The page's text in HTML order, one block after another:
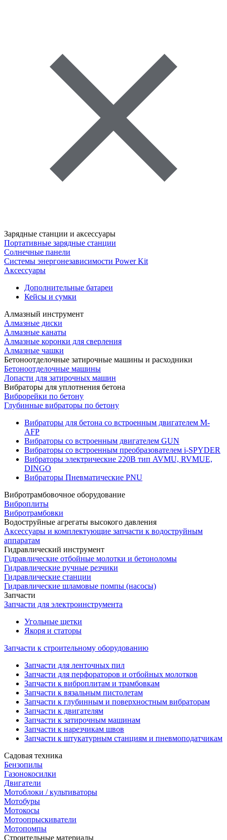
Зарядные станции и аксессуары
Портативные зарядные станции
Солнечные панели
Системы энергонезависимости Power Kit
Аксессуары
Дополнительные батареи
Кейсы и сумки
Алмазный инструмент
Алмазные диски
Алмазные канаты
Алмазные коронки для сверления
Алмазные чашки
Бетоноотделочные затирочные машины и расходники
Бетоноотделочные машины
Лопасти для затирочных машин
Вибраторы для уплотнения бетона
Виброрейки по бетону
Глубинные вибраторы по бетону
Вибраторы для бетона со встроенным двигателем M-
AFP
Вибраторы со встроенным двигателем GUN
Вибраторы со встроенным преобразователем i-SPYDER
Вибраторы электрические 220B тип AVMU, RVMUE,
DINGO
Вибраторы Пневматические PNU
Вибротрамбовочное оборудование
Виброплиты
Вибротрамбовки
Водоструйные агрегаты высокого давления
Аксессуары и комплектующие запчасти к водоструйным
аппаратам
Гидравлический инструмент
Гідравлические отбойные молотки и бетоноломы
Гидравлические ручные резчики
Гидравлические станции
Гидравлические шламовые помпы (насосы)
Запчасти
Запчасти для электроинструмента
Угольные щетки
Якоря и статоры
Запчасти к строительному оборудованию
Запчасти для ленточных пил
Запчасти для перфораторов и отбойных молотков
Запчасти к виброплитам и трамбовкам
Запчасти к вязальным пистолетам
Запчасти к глубинным и поверхностным вибраторам
Запчасти к двигателям
Запчасти к затирочным машинам
Запчасти к нарезчикам швов
Запчасти к штукатурным станциям и пневмоподатчикам
Садовая техника
Бензопилы
Газонокосилки
Двигатели
Мотоблоки / культиваторы
Мотобуры
Мотокосы
Мотоопрыскиватели
Мотопомпы
Строительные материалы